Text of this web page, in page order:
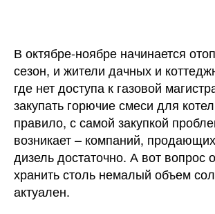
В октябре-ноябре начинается
сезон, и жители дачных и
где нет доступа к газовой
закупать горючие смеси для
правило, с самой закупкой
возникает – компаний,
дизель достаточно. А вот вопрос
хранить столь немалый объем
актуален.